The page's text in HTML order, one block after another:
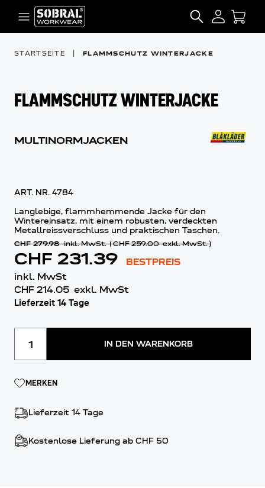
Zum Inhalt springen
SEARCH
STARTSEITE FLAMMSCHUTZ WINTERJACKE
FLAMMSCHUTZ WINTERJACKE
MULTINORMJACKEN
ART. NR. 4784
Langlebige, flammhemmende Jacke für den
Wintereinsatz, mit einem robusten, verdeckten
Metallreissverschluss und praktischen Taschen.
CHF 279.98 inkl. MwSt. (CHF 259.00exkl. MwSt.)
CHF 231.39
BESTPREIS
inkl. MwSt
CHF 214.05 exkl. MwSt
Lieferzeit 14 Tage
IN DEN WARENKORB
MERKEN
Lieferzeit 14 Tage
Kostenlose Lieferung ab CHF 50